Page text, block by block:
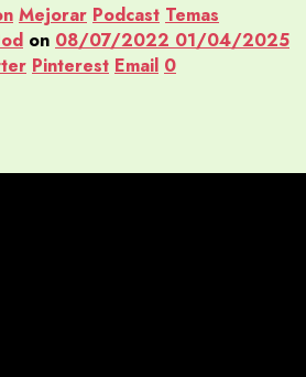
Mejorar Podcast Temas
on 08/07/2022 01/04/2025
Pinterest Email 0